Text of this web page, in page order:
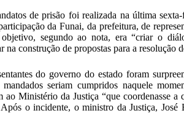
de prisão foi realizada na última
da Funai, da prefeitura, de
segundo ao nota, era “criar o
na construção de propostas para a resolução
do governo do estado foram
seriam cumpridos naquele
ao Ministério da Justiça “que coordenasse a
o incidente, o ministro da Justiça,